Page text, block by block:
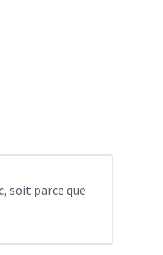
soit parce que